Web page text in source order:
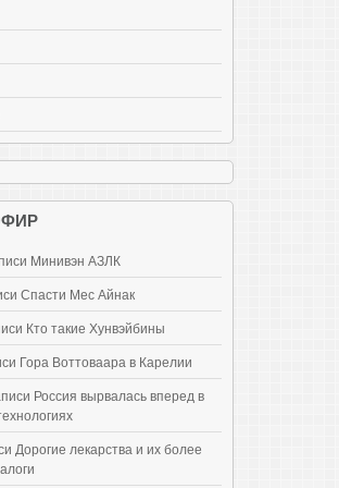
Mинивэн АЗЛК
Спасти Мес Айнак
Кто такие Хунвэйбины
Гора Воттоваара в Карелии
Россия вырвалась вперед в
Дорогие лекарства и их более